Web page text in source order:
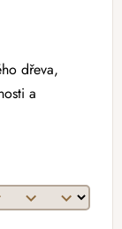
dřeva,
a